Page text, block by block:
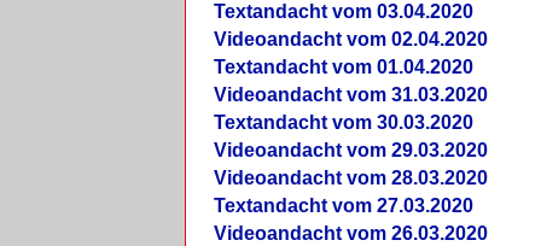
Textandacht vom 03.04.2020
Videoandacht vom 02.04.2020
Textandacht vom 01.04.2020
Videoandacht vom 31.03.2020
Textandacht vom 30.03.2020
Videoandacht vom 29.03.2020
Videoandacht vom 28.03.2020
Textandacht vom 27.03.2020
Videoandacht vom 26.03.2020